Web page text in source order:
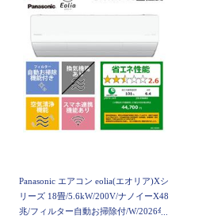
Panasonic エアコン eolia(エオリア)Xシ
リーズ 18畳/5.6kW/200V/ナノイーX48
兆/フィルター自動お掃除付/W/2026年